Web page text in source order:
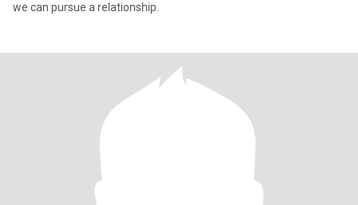
we can pursue a relationship.